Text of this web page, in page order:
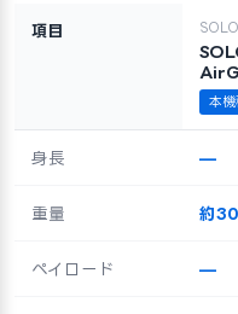
項目
本機
身長 —
重量 約
ペイロード —